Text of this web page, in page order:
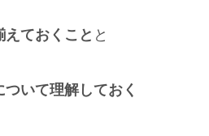
ておくこと と
いて理解しておく